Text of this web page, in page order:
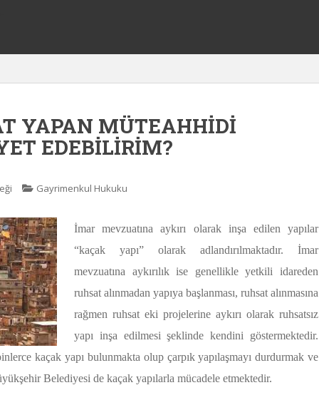
YAPAN MÜTEAHHİDİ
EDEBİLİRİM?
Gayrimenkul Hukuku
İmar mevzuatına aykırı olarak inşa edilen yapılar
“kaçak yapı” olarak adlandırılmaktadır. İmar
mevzuatına aykırılık ise genellikle yetkili idareden
ruhsat alınmadan yapıya başlanması, ruhsat alınmasına
rağmen ruhsat eki projelerine aykırı olarak ruhsatsız
yapı inşa edilmesi şeklinde kendini göstermektedir.
kaçak yapı bulunmakta olup çarpık yapılaşmayı durdurmak ve
Belediyesi de kaçak yapılarla mücadele etmektedir.